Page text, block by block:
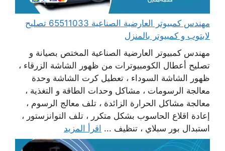
مهندس كمبيوتر العارضية الصناعية 65511033 تصليح
لابتوب و كمبيوتر بالمنزل
مهندس كمبيوتر العارضية الصناعية المختص بصيانة و
تصليح أعطال الكومبيوترات من ظهور الشاشة الزرقاء ،
ظهور الشاشة السوداء ، تعطيل كرت الشاشة وحدة
معالجة الرسومات ، مشاكل وحدات الطاقة و التغذية ،
معالجة مشاكل الحرارة الزائدة ، تلف معالج الرسوم ،
إعادة اقلاع الحاسوب بشكل متكرر ، تلف التوانزستور ،
استبدال بور سبلاي ، تنظيف ... اقرأ المزيد